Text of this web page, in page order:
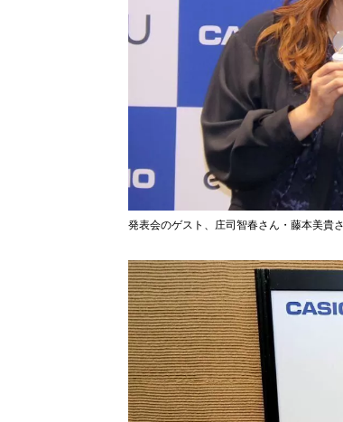
発表会のゲスト、庄司智春さん・藤本美貴